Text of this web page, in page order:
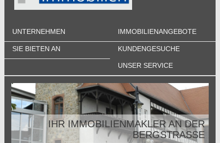
UNTERNEHMEN IMMOBILIENANGEBOTE
SIE BIETEN AN KUNDENGESUCHE
UNSER SERVICE
IHR IMMOBILIENMAKLER AN DER
BERGSTRASSE